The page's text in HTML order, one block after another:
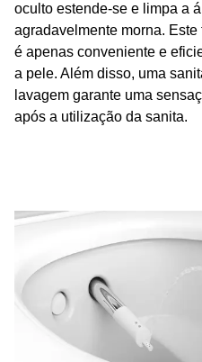
oculto estende-se e limpa a
agradavelmente morna.
é apenas conveniente e
a pele. Além disso, uma
lavagem garante uma
após a utilização da sanita.